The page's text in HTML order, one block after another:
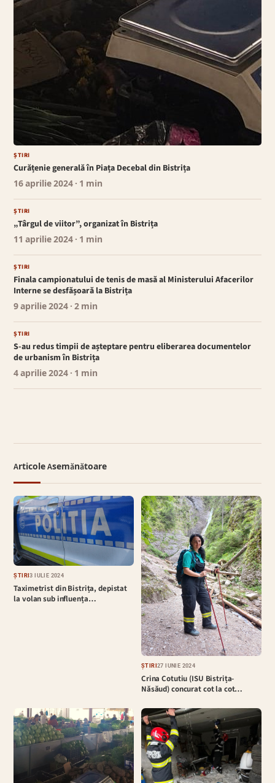
ȘTIRI
Curățenie generală în Piața Decebal din Bistrița
16 aprilie 2024 · 1 min
ȘTIRI
„Târgul de viitor”, organizat în Bistrița
11 aprilie 2024 · 1 min
ȘTIRI
Finala campionatului de tenis de masă al Ministerului Afacerilor
Interne se desfășoară la Bistrița
9 aprilie 2024 · 2 min
ȘTIRI
S-au redus timpii de așteptare pentru eliberarea documentelor
de urbanism în Bistrița
4 aprilie 2024 · 1 min
Articole Asemănătoare
ȘTIRI3 IULIE 2024
Taximetrist din Bistrița, depistat
la volan sub influența…
ȘTIRI27 IUNIE 2024
Crina Cotutiu (ISU Bistrița-
Năsăud) concurat cot la cot…